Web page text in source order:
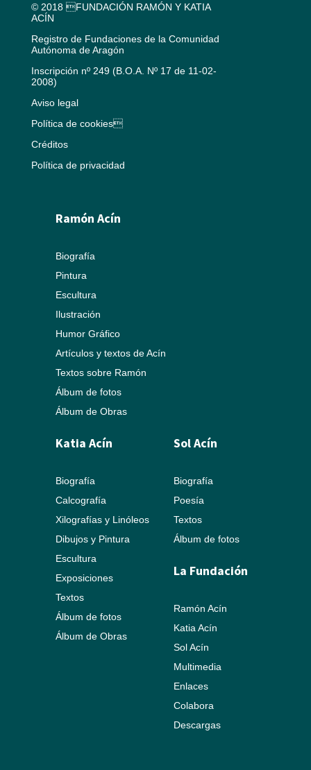
© 2018 FUNDACIÓN RAMÓN Y KATIA
ACÍN
Registro de Fundaciones de la Comunidad
Autónoma de Aragón
Inscripción nº 249 (B.O.A. Nº 17 de 11-02-
2008)
Aviso legal
Política de cookies
Créditos
Política de privacidad
Ramón Acín
Biografía
Pintura
Escultura
Ilustración
Humor Gráfico
Artículos y textos de Acín
Textos sobre Ramón
Álbum de fotos
Álbum de Obras
Katia Acín
Biografía
Calcografía
Xilografías y Linóleos
Dibujos y Pintura
Escultura
Exposiciones
Textos
Álbum de fotos
Álbum de Obras
Sol Acín
Biografía
Poesía
Textos
Álbum de fotos
La Fundación
Ramón Acín
Katia Acín
Sol Acín
Multimedia
Enlaces
Colabora
Descargas